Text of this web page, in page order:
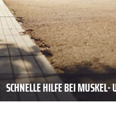
SCHNELLE HILFE BEI MUSKEL-